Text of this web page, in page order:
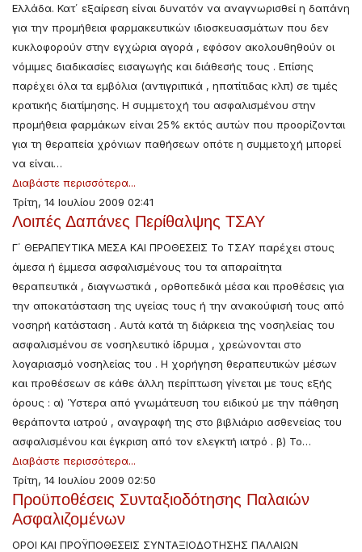
Ελλάδα. Κατ΄ εξαίρεση είναι δυνατόν να αναγνωρισθεί η δαπάνη
για την προμήθεια φαρμακευτικών ιδιοσκευασμάτων που δεν
κυκλοφορούν στην εγχώρια αγορά , εφόσον ακολουθηθούν οι
νόμιμες διαδικασίες εισαγωγής και διάθεσής τους . Επίσης
παρέχει όλα τα εμβόλια (αντιγριπικά , ηπατίτιδας κλπ) σε τιμές
κρατικής διατίμησης. Η συμμετοχή του ασφαλισμένου στην
προμήθεια φαρμάκων είναι 25% εκτός αυτών που προορίζονται
για τη θεραπεία χρόνιων παθήσεων οπότε η συμμετοχή μπορεί
να είναι…
Διαβάστε περισσότερα...
Τρίτη, 14 Ιουλίου 2009 02:41
Λοιπές Δαπάνες Περίθαλψης ΤΣΑΥ
Γ΄ ΘΕΡΑΠΕΥΤΙΚΑ ΜΕΣΑ ΚΑΙ ΠΡΟΘΕΣΕΙΣ Το ΤΣΑΥ παρέχει στους
άμεσα ή έμμεσα ασφαλισμένους του τα απαραίτητα
θεραπευτικά , διαγνωστικά , ορθοπεδικά μέσα και προθέσεις για
την αποκατάσταση της υγείας τους ή την ανακούφισή τους από
νοσηρή κατάσταση . Αυτά κατά τη διάρκεια της νοσηλείας του
ασφαλισμένου σε νοσηλευτικό ίδρυμα , χρεώνονται στο
λογαριασμό νοσηλείας του . Η χορήγηση θεραπευτικών μέσων
και προθέσεων σε κάθε άλλη περίπτωση γίνεται με τους εξής
όρους : α) Ύστερα από γνωμάτευση του ειδικού με την πάθηση
θεράποντα ιατρού , αναγραφή της στο βιβλιάριο ασθενείας του
ασφαλισμένου και έγκριση από τον ελεγκτή ιατρό . β) Το…
Διαβάστε περισσότερα...
Τρίτη, 14 Ιουλίου 2009 02:50
Προϋποθέσεις Συνταξιοδότησης Παλαιών
Ασφαλιζομένων
ΟΡΟΙ ΚΑΙ ΠΡΟΫΠΟΘΕΣΕΙΣ ΣΥΝΤΑΞΙΟΔΟΤΗΣΗΣ ΠΑΛΑΙΩΝ